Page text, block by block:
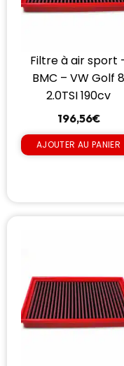
Filtre à air sport
BMC – VW Golf 8
2.0TSI 190cv
196,56€
AJOUTER AU PANIER